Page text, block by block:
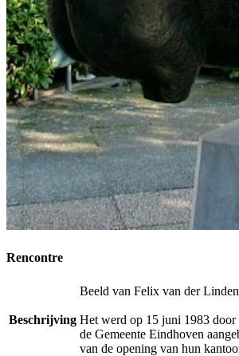
Rencontre
Beschrijving
Beeld van Felix van der
Het werd op 15 juni 1983
de Gemeente Eindhoven
van de opening van hun